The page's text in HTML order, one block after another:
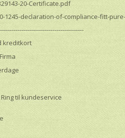
20-Certificate.pdf
1245-declaration-of-compliance-fitt-
kreditkort
til kundeservice